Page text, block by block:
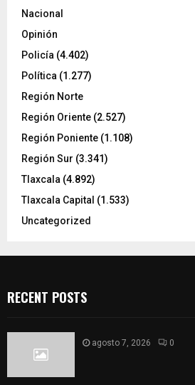
Nacional
Opinión
Policía (4.402)
Política (1.277)
Región Norte
Región Oriente (2.527)
Región Poniente (1.108)
Región Sur (3.341)
Tlaxcala (4.892)
Tlaxcala Capital (1.533)
Uncategorized
RECENT POSTS
agosto 7, 2026 0